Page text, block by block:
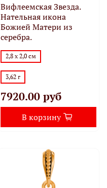
Вифлеемская Звезда.
Нательная икона
Божией Матери из
серебра.
2,8 х 2,0 см
3,62 г
7920.00 руб
В корзину